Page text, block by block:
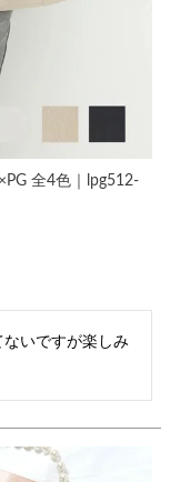
全4色｜lpg512-
いですが楽しみ